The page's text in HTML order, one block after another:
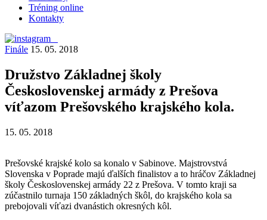
Tréning online
Kontakty
Finále 15. 05. 2018
Družstvo Základnej školy
Československej armády z Prešova
víťazom Prešovského krajského kola.
15. 05. 2018
Prešovské krajské kolo sa konalo v Sabinove. Majstrovstvá
Slovenska v Poprade majú ďalších finalistov a to hráčov Základnej
školy Československej armády 22 z Prešova. V tomto kraji sa
zúčastnilo turnaja 150 základných škôl, do krajského kola sa
prebojovali víťazi dvanástich okresných kôl.